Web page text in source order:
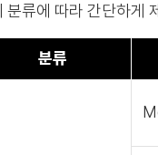
분류에 따라 간단하게
분류